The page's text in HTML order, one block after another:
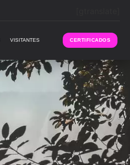
VISITANTES CERTIFICADOS